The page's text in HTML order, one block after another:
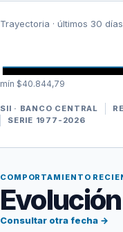
Trayectoria · últimos 30 días
mín $40.844,79
SII · BANCO CENTRAL
SERIE 1977-2026
COMPORTAMIENTO
Consultar otra fecha →